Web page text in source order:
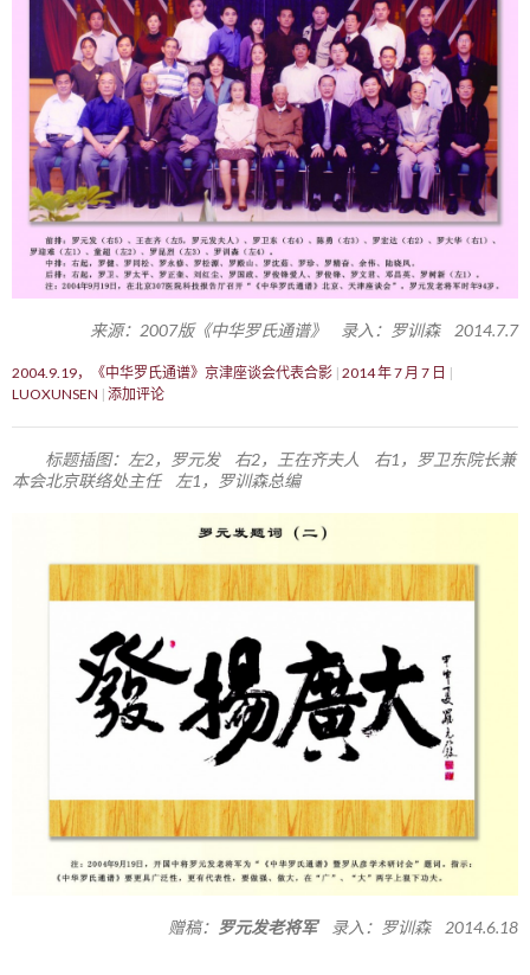
来源：2007版《中华罗氏通谱》 录入：罗训森 2014.7.7
2004.9.19，《中华罗氏通谱》京津座谈会代表合影 2014 年 7 月 7 日
LUOXUNSEN 添加评论
标题插图：左2，罗元发 右2，王在齐夫人 右1，罗卫东院长兼
本会北京联络处主任 左1，罗训森总编
赠稿： 罗元发老将军录入：罗训森 2014.6.18